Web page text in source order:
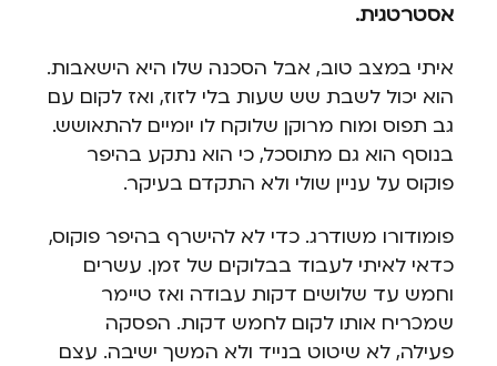
אסטרטגית.
איתי במצב טוב, אבל הסכנה שלו היא הישאבות.
הוא יכול לשבת שש שעות בלי לזוז, ואז לקום עם
גב תפוס ומוח מרוקן שלוקח לו יומיים להתאושש.
בנוסף הוא גם מתוסכל, כי הוא נתקע בהיפר
פוקוס על עניין שולי ולא התקדם בעיקר.
פומודורו משודרג. כדי לא להישרף בהיפר פוקוס,
כדאי לאיתי לעבוד בבלוקים של זמן. עשרים
וחמש עד שלושים דקות עבודה ואז טיימר
שמכריח אותו לקום לחמש דקות. הפסקה
פעילה, לא שיטוט בנייד ולא המשך ישיבה. עצם